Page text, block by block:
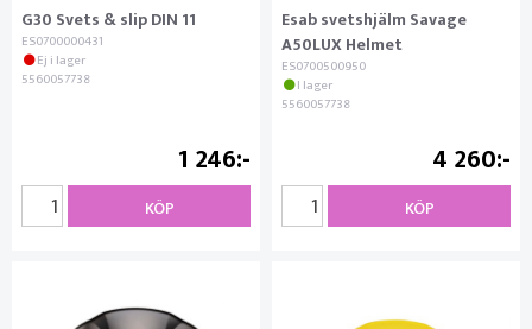
G30 Svets & slip DIN 11
ES0700000431
Ej i lager
5560057738
1 246
KÖP
Esab svetshjälm Savage
A50LUX Helmet
ES0700500950
I lager
5560057738
4 260
KÖP